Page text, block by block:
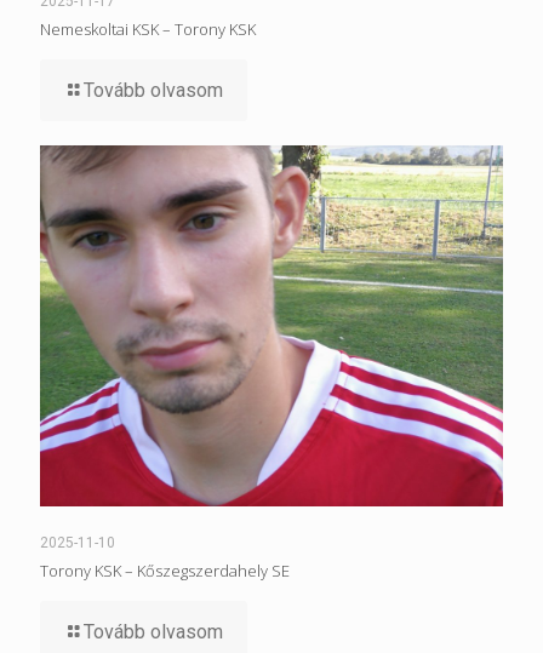
Nemeskoltai KSK – Torony KSK
Tovább olvasom
2025-11-10
Torony KSK – Kőszegszerdahely SE
Tovább olvasom